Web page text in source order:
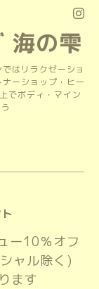
海の雫
はリラクゼーショ
ーショップ・ヒー
でボディ・マイン
ー10％オフ
ャル除く)
ます